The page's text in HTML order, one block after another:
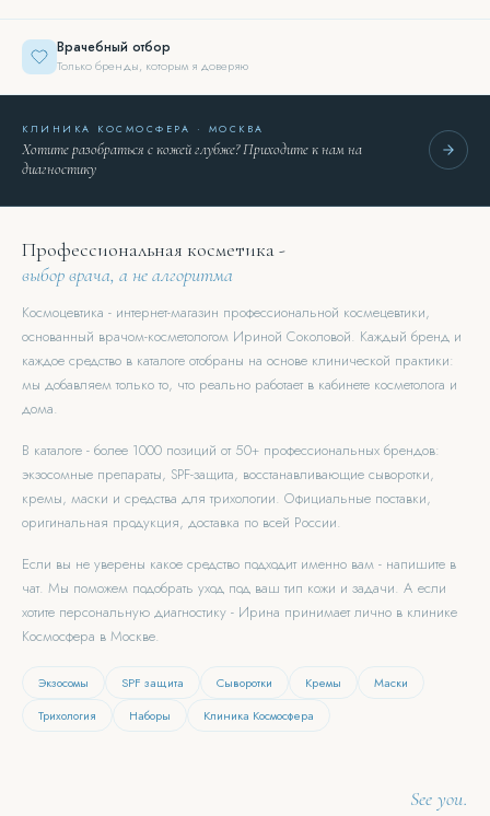
Врачебный отбор
Только бренды, которым я доверяю
КЛИНИКА КОСМОСФЕРА · МОСКВА
Хотите разобраться с кожей глубже? Приходите к нам на
диагностику
Профессиональная косметика -
выбор врача, а не алгоритма
Космоцевтика - интернет-магазин профессиональной космецевтики,
основанный врачом-косметологом Ириной Соколовой. Каждый бренд и
каждое средство в каталоге отобраны на основе клинической практики:
мы добавляем только то, что реально работает в кабинете косметолога и
дома.
В каталоге - более 1000 позиций от 50+ профессиональных брендов:
экзосомные препараты, SPF-защита, восстанавливающие сыворотки,
кремы, маски и средства для трихологии. Официальные поставки,
оригинальная продукция, доставка по всей России.
Если вы не уверены какое средство подходит именно вам - напишите в
чат. Мы поможем подобрать уход под ваш тип кожи и задачи. А если
хотите персональную диагностику - Ирина принимает лично в клинике
Космосфера в Москве.
Экзосомы SPF защита Сыворотки Кремы
Маски
Трихология
Наборы Клиника Космосфера
See you.